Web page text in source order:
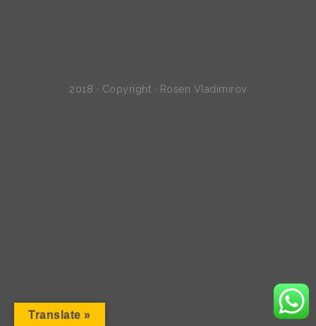
2018 · Copyright · Rosen Vladimirov
Translate »